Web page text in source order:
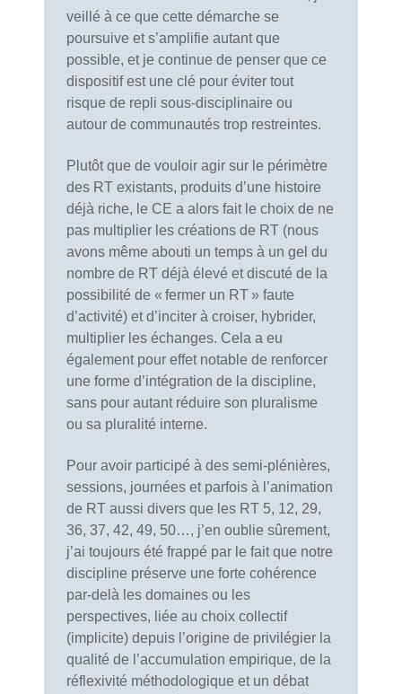
veillé à ce que cette démarche se
poursuive et s’amplifie autant que
possible, et je continue de penser que ce
dispositif est une clé pour éviter tout
risque de repli sous-disciplinaire ou
autour de communautés trop restreintes.
Plutôt que de vouloir agir sur le périmètre
des RT existants, produits d’une histoire
déjà riche, le CE a alors fait le choix de ne
pas multiplier les créations de RT (nous
avons même abouti un temps à un gel du
nombre de RT déjà élevé et discuté de la
possibilité de « fermer un RT » faute
d’activité) et d’inciter à croiser, hybrider,
multiplier les échanges. Cela a eu
également pour effet notable de renforcer
une forme d’intégration de la discipline,
sans pour autant réduire son pluralisme
ou sa pluralité interne.
Pour avoir participé à des semi-plénières,
sessions, journées et parfois à l’animation
de RT aussi divers que les RT 5, 12, 29,
36, 37, 42, 49, 50…, j’en oublie sûrement,
j’ai toujours été frappé par le fait que notre
discipline préserve une forte cohérence
par-delà les domaines ou les
perspectives, liée au choix collectif
(implicite) depuis l’origine de privilégier la
qualité de l’accumulation empirique, de la
réflexivité méthodologique et un débat